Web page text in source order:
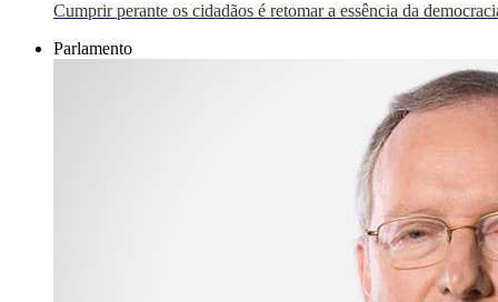
Cumprir perante os cidadãos é retomar a essência da
Parlamento